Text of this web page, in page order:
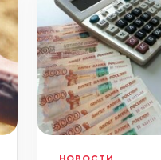
НОВОСТИ